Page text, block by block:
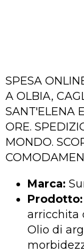
SPESA
A OLBIA,
SANT'ELENA
ORE.
MONDO.
Marca:
Prodotto:
arricchita
Olio di